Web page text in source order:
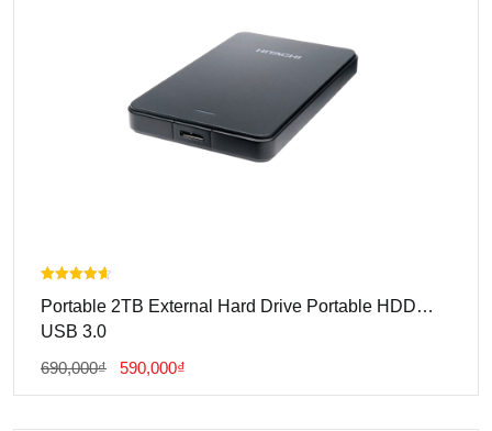
Được xếp
hạng
4.00
Portable 2TB External Hard Drive Portable HDD
USB 3.0
690,000₫
Giá
590,000₫